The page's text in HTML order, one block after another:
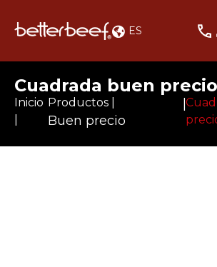
ES
Cuadrada buen precio
Inicio Productos |
Buen precio
|